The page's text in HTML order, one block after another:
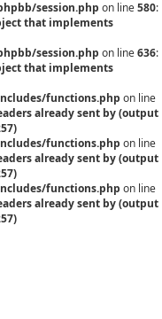
session.php on line580:
that implements
session.php on line636:
that implements
functions.php on line
already sent by (output
functions.php on line
already sent by (output
functions.php on line
already sent by (output